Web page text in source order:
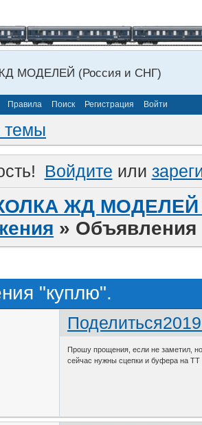
МОДЕЛЕЙ (Россия и СНГ)
Правила Поиск Регистрация Войти
темы
Войдите или
ЖД МОДЕЛЕЙ
»
"куплю".
Поделиться
Прошу прощения, если не заметил,
сейчас нужны сцепки и буфера на TT